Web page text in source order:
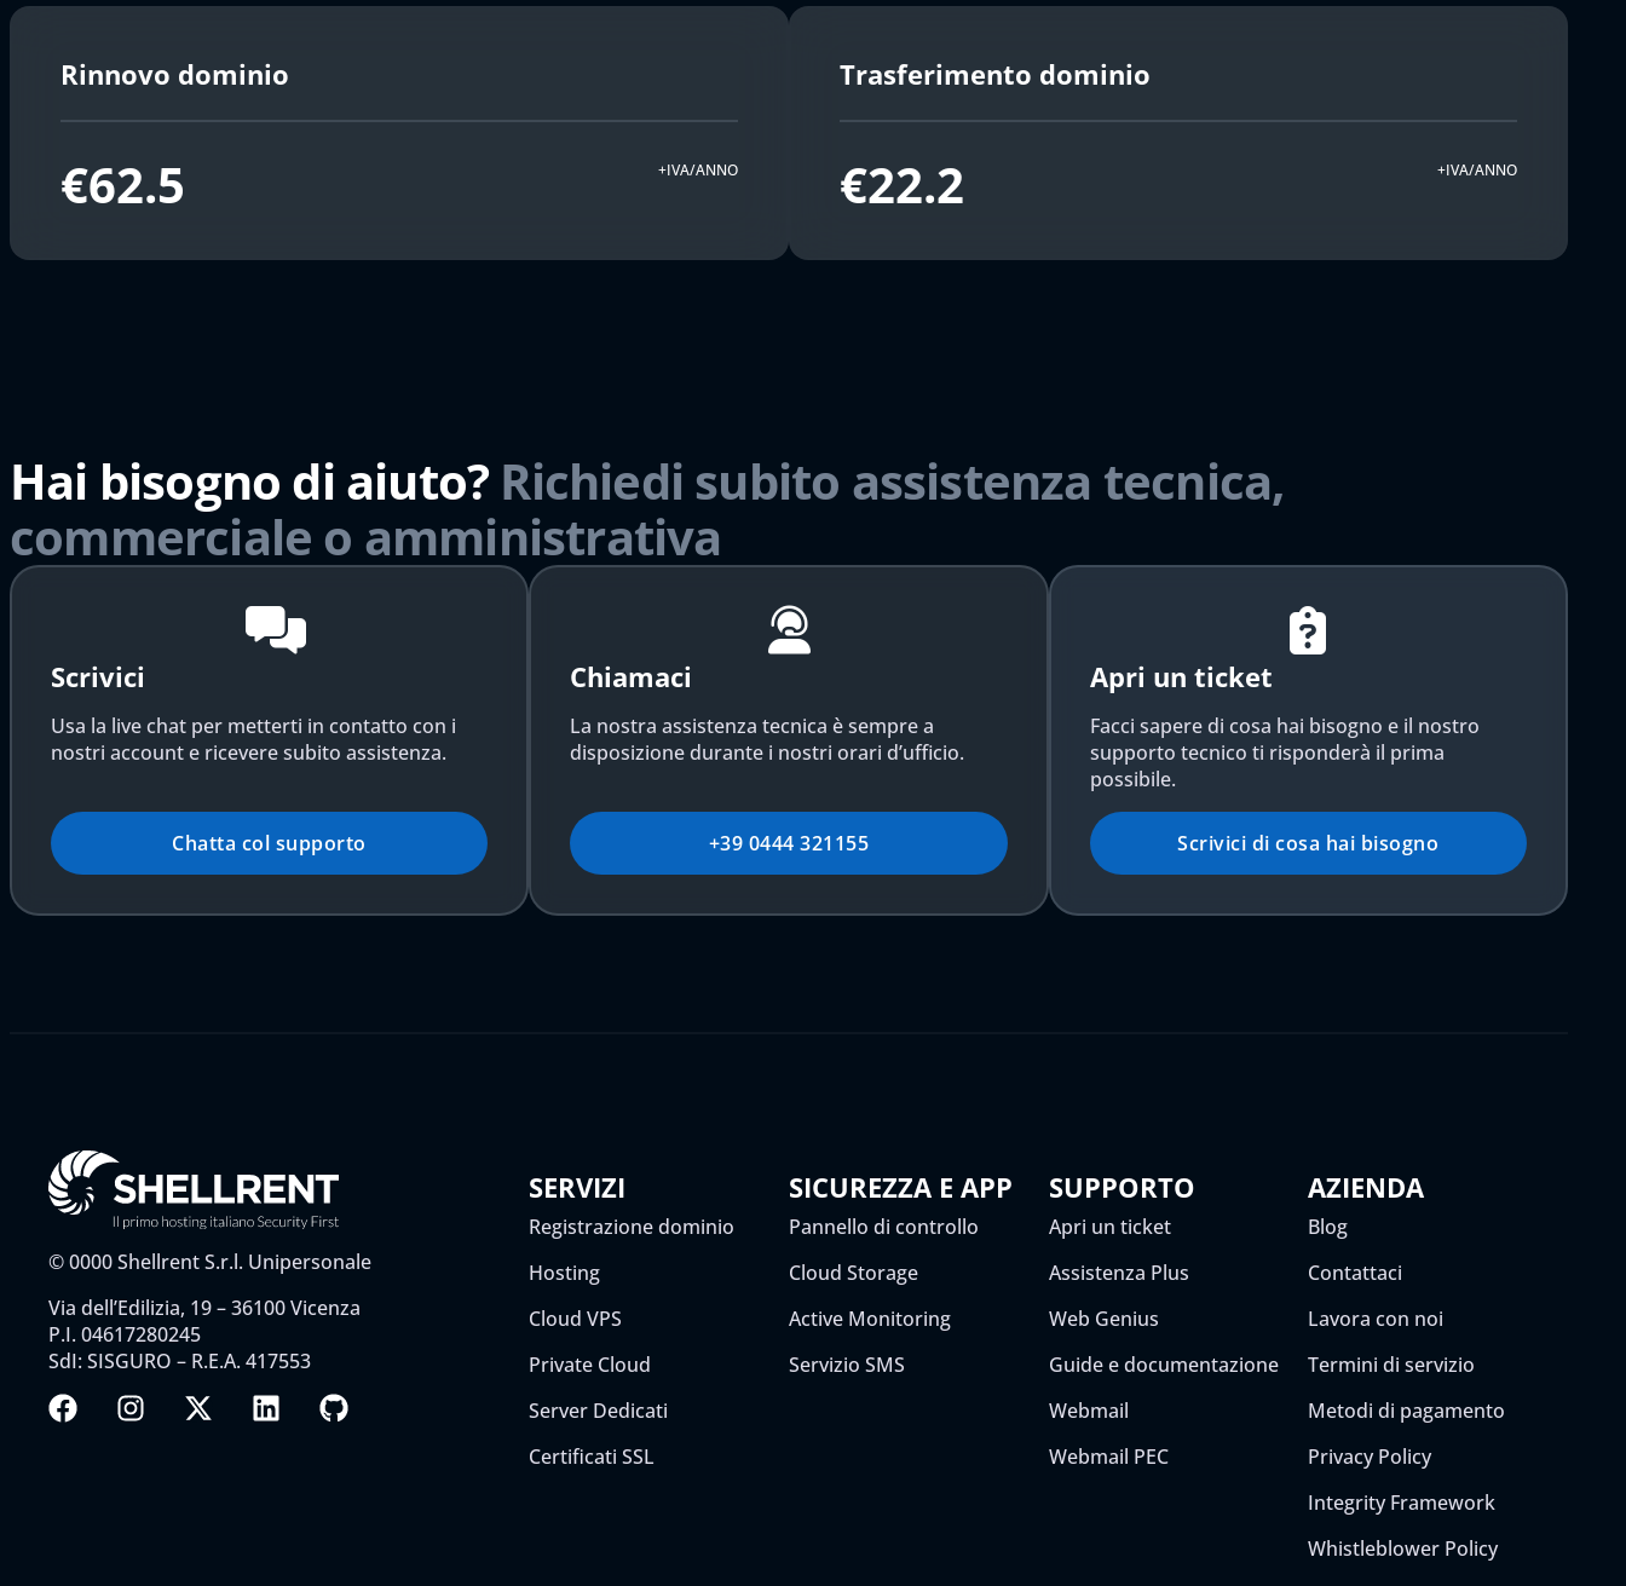
Rinnovo dominio
€62.5 +IVA/ANNO
Trasferimento dominio
€22.2 +IVA/ANNO
Hai bisogno di aiuto? Richiedi subito assistenza tecnica,
commerciale o amministrativa
Scrivici
Usa la live chat per metterti in contatto con i
nostri account e ricevere subito assistenza.
Chatta col supporto
Chiamaci
La nostra assistenza tecnica è sempre a
disposizione durante i nostri orari d’ufficio.
+39 0444 321155
Apri un ticket
Facci sapere di cosa hai bisogno e il nostro
supporto tecnico ti risponderà il prima
possibile.
Scrivici di cosa hai bisogno
©0000Shellrent S.r.l. Unipersonale
Via dell’Edilizia, 19 – 36100 Vicenza
P.I. 04617280245
SdI: SISGURO – R.E.A. 417553
SERVIZI
Registrazione dominio
Hosting
Cloud VPS
Private Cloud
Server Dedicati
Certificati SSL
SICUREZZA E APP
Pannello di controllo
Cloud Storage
Active Monitoring
Servizio SMS
SUPPORTO
Apri un ticket
Assistenza Plus
Web Genius
Guide e documentazione
Webmail
Webmail PEC
AZIENDA
Blog
Contattaci
Lavora con noi
Termini di servizio
Metodi di pagamento
Privacy Policy
Integrity Framework
Whistleblower Policy